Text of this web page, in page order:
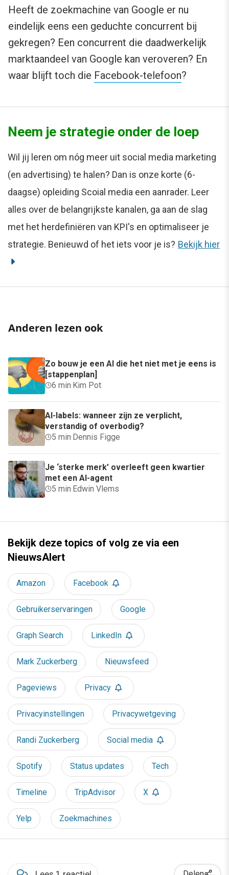
Heeft de zoekmachine van Google er nu
eindelijk eens een geduchte concurrent bij
gekregen? Een concurrent die daadwerkelijk
marktaandeel van Google kan veroveren? En
waar blijft toch die Facebook-telefoon?
Neem je strategie onder de loep
Wil jij leren om nóg meer uit social media marketing
(en advertising) te halen? Dan is onze korte (6-
daagse) opleiding Scoial media een aanrader. Leer
alles over de belangrijkste kanalen, ga aan de slag
met het herdefiniëren van KPI's en optimaliseer je
strategie. Benieuwd of het iets voor je is? Bekijk hier
Anderen lezen ook
Zo bouw je een AI die het niet met je eens is
[stappenplan]
6 min·Kim Pot
AI-labels: wanneer zijn ze verplicht,
verstandig of overbodig?
5 min·Dennis Figge
Je ‘sterke merk’ overleeft geen kwartier
met een AI-agent
5 min·Edwin Vlems
Bekijk deze topics of volg ze via een
NieuwsAlert
Amazon Facebook
Gebruikerservaringen Google
Graph Search LinkedIn
Mark Zuckerberg Nieuwsfeed
Pageviews Privacy
Privacyinstellingen Privacywetgeving
Randi Zuckerberg Social media
Spotify Status updates Tech
Timeline TripAdvisor X
Yelp Zoekmachines